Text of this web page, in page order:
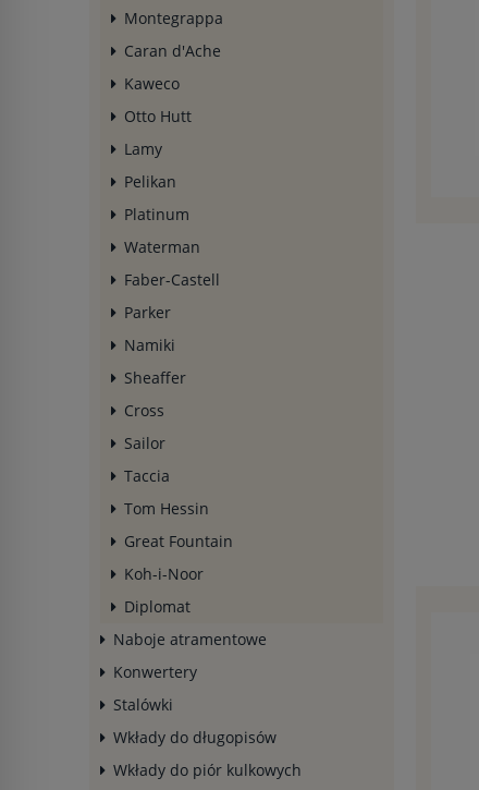
Montegrappa
Caran d'Ache
Kaweco
Otto Hutt
Lamy
Pelikan
Platinum
Waterman
Faber-Castell
Parker
Namiki
Sheaffer
Cross
Sailor
Taccia
Tom Hessin
Great Fountain
Koh-i-Noor
Diplomat
Naboje atramentowe
Konwertery
Stalówki
Wkłady do długopisów
Wkłady do piór kulkowych